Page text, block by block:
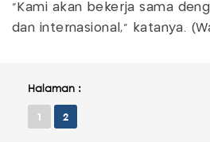
"Kami akan bekerja sama
dan internasional," katanya.
Halaman :
1 2